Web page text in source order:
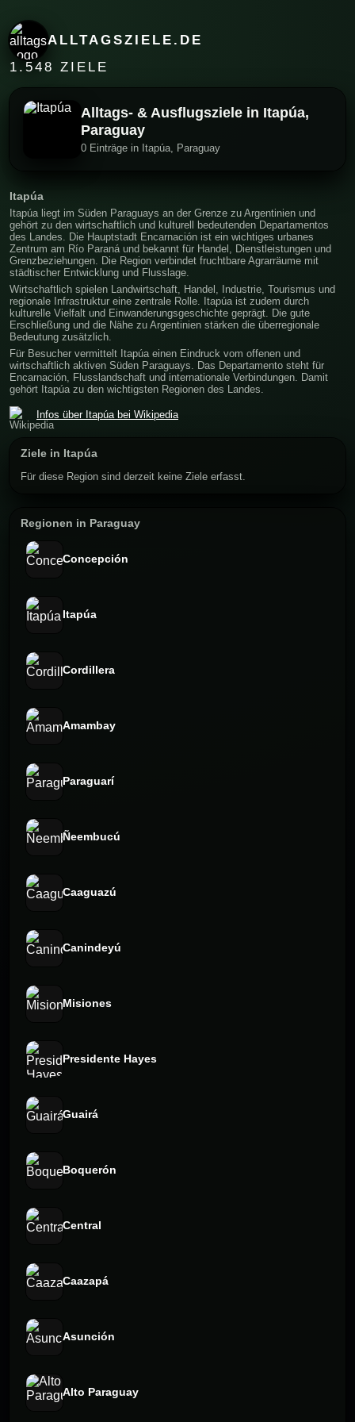
ALLTAGSZIELE.DE
1.548 ZIELE
Alltags- & Ausflugsziele in Itapúa,
Paraguay
0 Einträge in Itapúa, Paraguay
Itapúa
Itapúa liegt im Süden Paraguays an der Grenze zu Argentinien und
gehört zu den wirtschaftlich und kulturell bedeutenden Departamentos
des Landes. Die Hauptstadt Encarnación ist ein wichtiges urbanes
Zentrum am Río Paraná und bekannt für Handel, Dienstleistungen und
Grenzbeziehungen. Die Region verbindet fruchtbare Agrarräume mit
städtischer Entwicklung und Flusslage.
Wirtschaftlich spielen Landwirtschaft, Handel, Industrie, Tourismus und
regionale Infrastruktur eine zentrale Rolle. Itapúa ist zudem durch
kulturelle Vielfalt und Einwanderungsgeschichte geprägt. Die gute
Erschließung und die Nähe zu Argentinien stärken die überregionale
Bedeutung zusätzlich.
Für Besucher vermittelt Itapúa einen Eindruck vom offenen und
wirtschaftlich aktiven Süden Paraguays. Das Departamento steht für
Encarnación, Flusslandschaft und internationale Verbindungen. Damit
gehört Itapúa zu den wichtigsten Regionen des Landes.
Infos über Itapúa bei Wikipedia
Ziele in Itapúa
Für diese Region sind derzeit keine Ziele erfasst.
Regionen in Paraguay
Concepción
Itapúa
Cordillera
Amambay
Paraguarí
Ñeembucú
Caaguazú
Canindeyú
Misiones
Presidente Hayes
Guairá
Boquerón
Central
Caazapá
Asunción
Alto Paraguay